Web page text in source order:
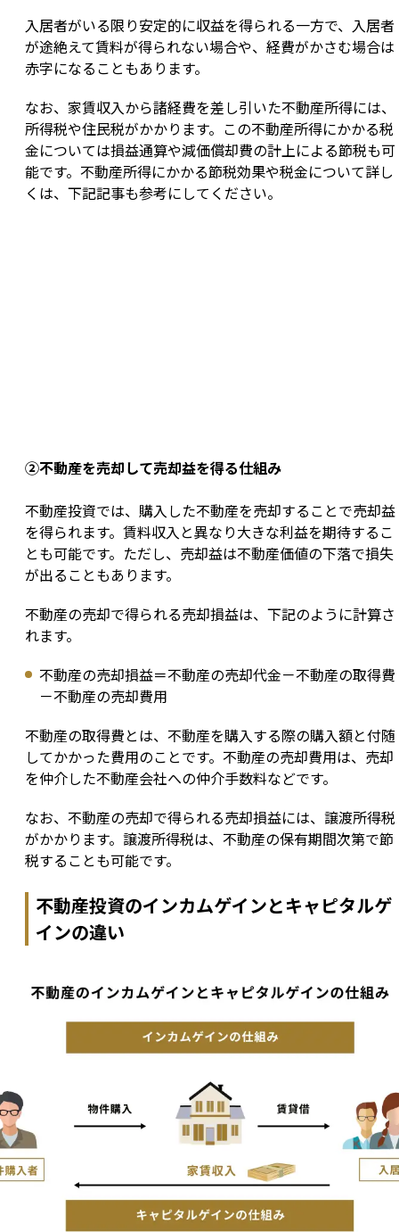
入居者がいる限り安定的に収益を得られる一方で、入居者
が途絶えて賃料が得られない場合や、経費がかさむ場合は
赤字になることもあります。
なお、家賃収入から諸経費を差し引いた不動産所得には、
所得税や住民税がかかります。この不動産所得にかかる税
金については損益通算や減価償却費の計上による節税も可
能です。不動産所得にかかる節税効果や税金について詳し
くは、下記記事も参考にしてください。
②不動産を売却して売却益を得る仕組み
不動産投資では、購入した不動産を売却することで売却益
を得られます。賃料収入と異なり大きな利益を期待するこ
とも可能です。ただし、売却益は不動産価値の下落で損失
が出ることもあります。
不動産の売却で得られる売却損益は、下記のように計算さ
れます。
不動産の売却損益＝不動産の売却代金－不動産の取得費
－不動産の売却費用
不動産の取得費とは、不動産を購入する際の購入額と付随
してかかった費用のことです。不動産の売却費用は、売却
を仲介した不動産会社への仲介手数料などです。
なお、不動産の売却で得られる売却損益には、譲渡所得税
がかかります。譲渡所得税は、不動産の保有期間次第で節
税することも可能です。
不動産投資のインカムゲインとキャピタルゲ
インの違い